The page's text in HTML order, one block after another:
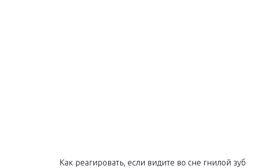
Как реагировать, если видите во сне гнилой зуб